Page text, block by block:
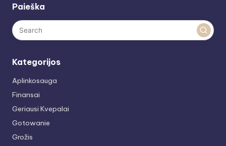
Paieška
Kategorijos
Aplinkosauga
Finansai
Geriausi Kvepalai
Gotowanie
Grožis